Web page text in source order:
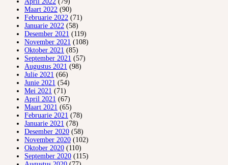
Maart 2022 (90)
Februarie 2022 (71)
Januarie 2022 (58)
Desember 2021 (119)
November 2021 (108)
Oktober 2021 (85)
September 2021 (57)
Augustus 2021 (98)
Julie 2021 (66)
Junie 2021 (54)
Mei 2021 (71)
April 2021 (67)
Maart 2021 (65)
Februarie 2021 (78)
Januarie 2021 (78)
Desember 2020 (58)
November 2020 (102)
Oktober 2020 (110)
September 2020 (115)